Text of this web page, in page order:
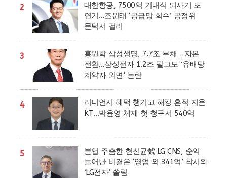
2
대한항공, 7500억 기내식 되사기 또
연기…조원태 ‘공급망 회수’ 공정위
문턱서 걸려
3
홍원학 삼성생명, 7.7조 부채→자본
전환…삼성전자 1.2조 팔고도 ‘유배당
계약자 외면’ 논란
4
리니언시 혜택 챙기고 해킹 흔적 지운
KT…박윤영 체제 첫 청구서 540억
5
본업 주춤한 현신균號 LG CNS, 순익
늘어난 비결은 ‘영업 외 341억’ 착시와
‘LG전자’ 쏠림